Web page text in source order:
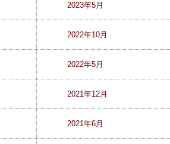
2023年5月
2022年10月
2022年5月
2021年12月
2021年6月